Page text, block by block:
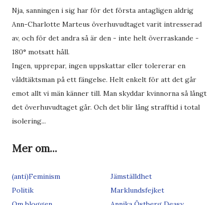
Nja, sanningen i sig har för det första antagligen aldrig
Ann-Charlotte Marteus överhuvudtaget varit intresserad
av, och för det andra så är den - inte helt överraskande -
180° motsatt håll.
Ingen, upprepar, ingen uppskattar eller tolererar en
våldtäktsman på ett fängelse. Helt enkelt för att det går
emot allt vi män känner till. Man skyddar kvinnorna så långt
det överhuvudtaget går. Och det blir lång strafftid i total
isolering...
Mer om...
(anti)Feminism
Jämställdhet
Politik
Marklundsfejket